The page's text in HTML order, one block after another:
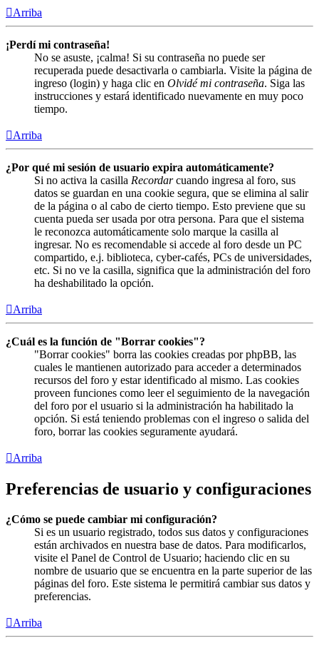
Arriba
¡Perdí mi contraseña!
No se asuste, ¡calma! Si su contraseña no puede ser
recuperada puede desactivarla o cambiarla. Visite la página de
ingreso (login) y haga clic en Olvidé mi contraseña. Siga las
instrucciones y estará identificado nuevamente en muy poco
tiempo.
Arriba
¿Por qué mi sesión de usuario expira automáticamente?
Si no activa la casilla Recordarcuando ingresa al foro, sus
datos se guardan en una cookie segura, que se elimina al salir
de la página o al cabo de cierto tiempo. Esto previene que su
cuenta pueda ser usada por otra persona. Para que el sistema
le reconozca automáticamente solo marque la casilla al
ingresar. No es recomendable si accede al foro desde un PC
compartido, e.j. biblioteca, cyber-cafés, PCs de universidades,
etc. Si no ve la casilla, significa que la administración del foro
ha deshabilitado la opción.
Arriba
¿Cuál es la función de "Borrar cookies"?
"Borrar cookies" borra las cookies creadas por phpBB, las
cuales le mantienen autorizado para acceder a determinados
recursos del foro y estar identificado al mismo. Las cookies
proveen funciones como leer el seguimiento de la navegación
del foro por el usuario si la administración ha habilitado la
opción. Si está teniendo problemas con el ingreso o salida del
foro, borrar las cookies seguramente ayudará.
Arriba
Preferencias de usuario y configuraciones
¿Cómo se puede cambiar mi configuración?
Si es un usuario registrado, todos sus datos y configuraciones
están archivados en nuestra base de datos. Para modificarlos,
visite el Panel de Control de Usuario; haciendo clic en su
nombre de usuario que se encuentra en la parte superior de las
páginas del foro. Este sistema le permitirá cambiar sus datos y
preferencias.
Arriba